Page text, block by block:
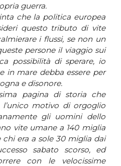
guerra.
che la politica europea
questo tributo di vite
i flussi, se non un
persone il viaggio sui
possibilità di sperare, io
in mare debba essere per
e disonore.
pagina di storia che
motivo di orgoglio
gli uomini dello
vite umane a 140 miglia
era a sole 30 miglia dai
sabato scorso, ed
con le velocissime